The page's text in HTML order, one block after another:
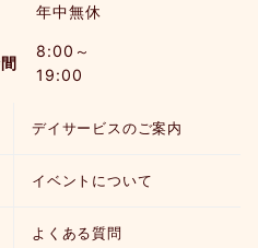
年中無休
8:00～
19:00
デイサービスのご案内
イベントについて
よくある質問